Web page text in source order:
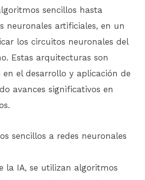
sencillos hasta
neuronales artificiales, en un
los circuitos neuronales del
Estas arquitecturas son
el desarrollo y aplicación de
avances significativos en
sencillos a redes neuronales
la IA, se utilizan algoritmos